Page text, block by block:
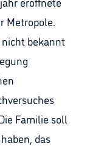
Metropole.
bekannt
Familie soll
das